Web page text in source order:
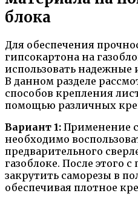
блока
Для обеспечения
гипсокартона на
использовать
В данном разделе
способов крепления
помощью различных
Вариант 1: Применение
необходимо
предварительного
газоблоке. После этого
закрутить саморезы в
обеспечивая плотное